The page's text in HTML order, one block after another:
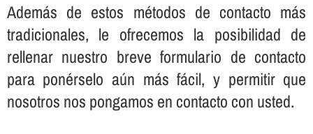
Además de estos métodos de contacto más
tradicionales, le ofrecemos la posibilidad de
rellenar nuestro breve formulario de contacto
para ponérselo aún más fácil, y permitir que
nosotros nos pongamos en contacto con usted.